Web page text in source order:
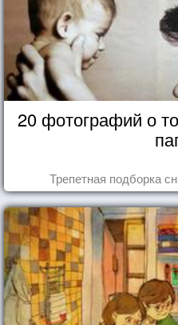
20 фотографий о
Трепетная подборка